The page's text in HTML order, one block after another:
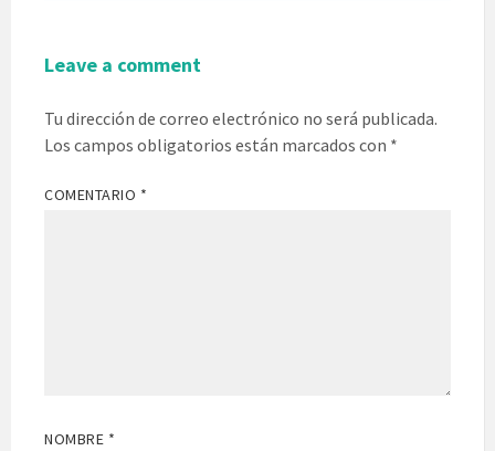
Leave a comment
Tu dirección de correo electrónico no será publicada.
Los campos obligatorios están marcados con *
COMENTARIO *
NOMBRE *